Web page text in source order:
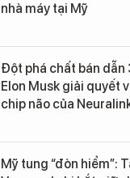
nhà máy tại Mỹ
Đột phá chất bán dẫn
Elon Musk giải quyết
chip não của
Mỹ tung “đòn hiểm”: